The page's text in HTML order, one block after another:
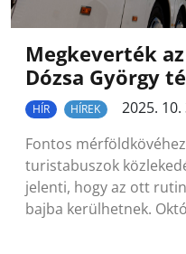
Megkeverték
Dózsa György
HÍR HÍREK
2025. 10.
Fontos
turistabuszok
jelenti, hogy az ott
bajba kerülhetnek.